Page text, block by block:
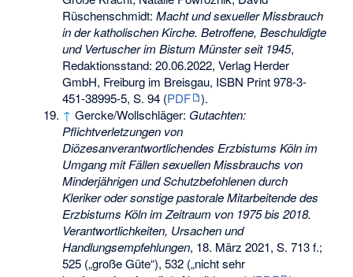
Rüschenschmidt:Macht und sexueller Missbrauch
in der katholischen Kirche. Betroffene, Beschuldigte
und Vertuscher im Bistum Münster seit 1945,
Redaktionsstand: 20.06.2022, Verlag Herder
GmbH, Freiburg im Breisgau, ISBN Print 978-3-
451-38995-5, S. 94 (PDF
).
↑ Gercke/Wollschläger: Gutachten:
Pflichtverletzungen von
Diözesanverantwortlichendes Erzbistums Köln im
Umgang mit Fällen sexuellen Missbrauchs von
Minderjährigen und Schutzbefohlenen durch
Kleriker oder sonstige pastorale Mitarbeitende des
Erzbistums Köln im Zeitraum von 1975 bis 2018.
Verantwortlichkeiten, Ursachen und
Handlungsempfehlungen, 18. März 2021, S. 713 f.;
525 („große Güte“), 532 („nicht sehr